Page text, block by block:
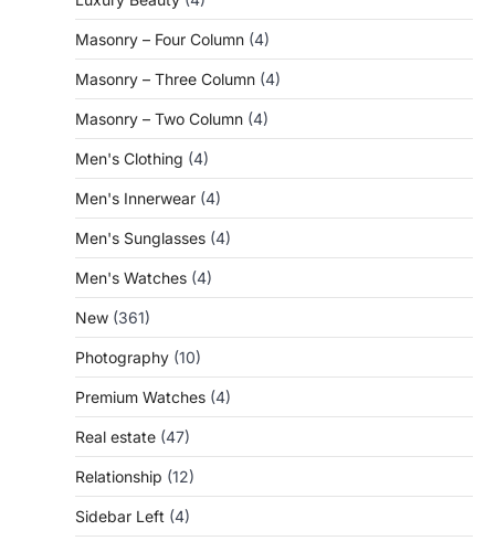
Masonry – Four Column (4)
Masonry – Three Column (4)
Masonry – Two Column (4)
Men's Clothing (4)
Men's Innerwear (4)
Men's Sunglasses (4)
Men's Watches (4)
New (361)
Photography (10)
Premium Watches (4)
Real estate (47)
Relationship (12)
Sidebar Left (4)